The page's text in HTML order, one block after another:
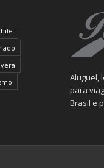
Aluguel,
para
Brasil e